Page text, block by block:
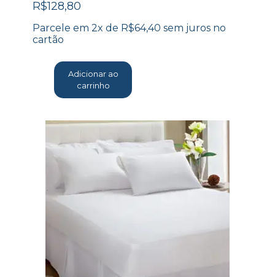
R$128,80
Parcele em 2x de R$64,40 sem juros no
cartão
Adicionar ao
carrinho